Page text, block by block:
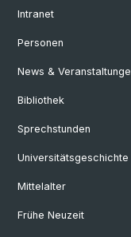
Intranet
Personen
News &
Bibliothek
Sprechstunden
Universitätsgeschichte
Mittelalter
Frühe Neuzeit